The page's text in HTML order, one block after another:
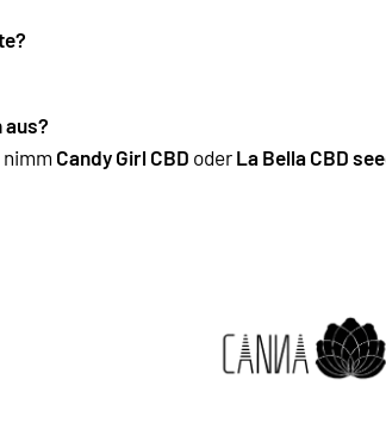
aus?
nimm Candy Girl CBD oder La Bella CBD